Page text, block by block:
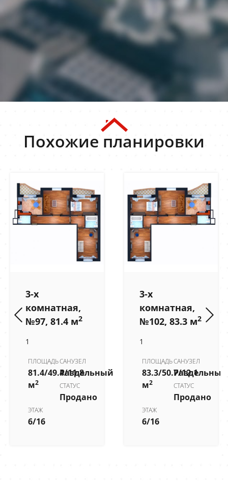
Похожие планировки
3-х
комнатная,
№97, 81.4 м2
1
ПЛОЩАДЬ
81.4/49.4/11.8
м2
САНУЗЕЛ
Раздельный
СТАТУС
Продано
ЭТАЖ
6/16
3-х
комнатная,
№102, 83.3 м2
1
ПЛОЩАДЬ
83.3/50.7/12.1
м2
САНУЗЕЛ
Раздельный
СТАТУС
Продано
ЭТАЖ
6/16